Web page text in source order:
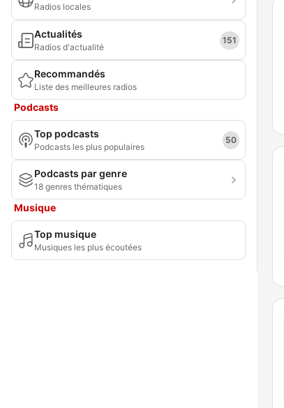
Radios locales
Actualités
Radios d'actualité
151
Recommandés
Liste des meilleures radios
Podcasts
Top podcasts
Podcasts les plus populaires
50
Podcasts par genre
18 genres thématiques
Musique
Top musique
Musiques les plus écoutées